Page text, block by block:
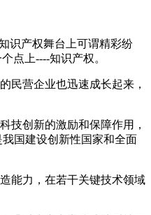
识产权舞台上可谓精彩纷
点上----知识产权。
民营企业也迅速成长起来，
技创新的激励和保障作用，
国建设创新性国家和全面
能力，在若干关键技术领域